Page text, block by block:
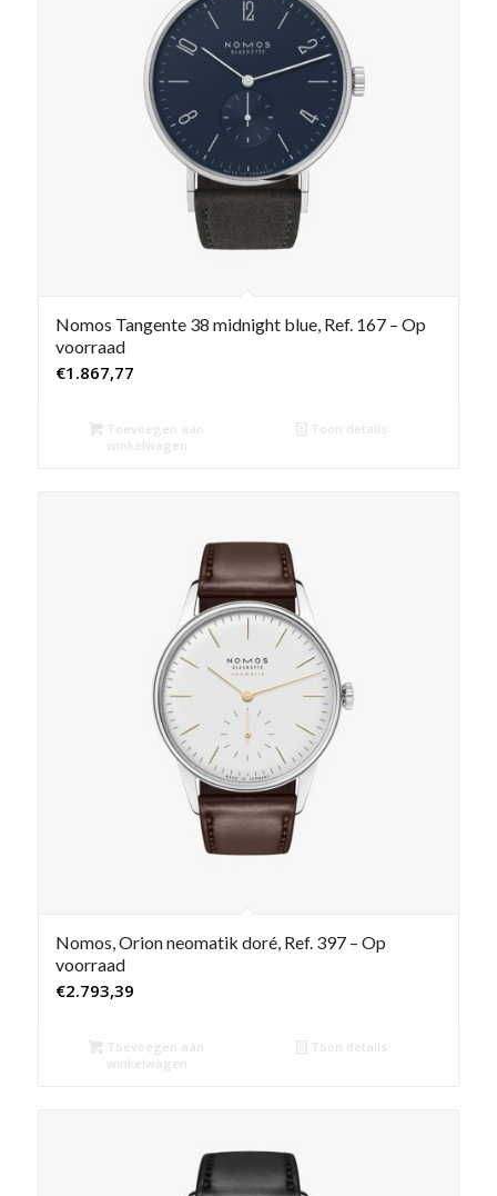
Nomos Tangente 38 midnight blue, Ref. 167 – Op
voorraad
€1.867,77
Toevoegen aan
winkelwagen
Toon details
Nomos, Orion neomatik doré, Ref. 397 – Op
voorraad
€2.793,39
Toevoegen aan
winkelwagen
Toon details